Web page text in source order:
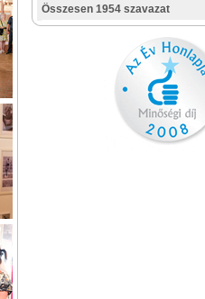
Összesen 1954 szavazat